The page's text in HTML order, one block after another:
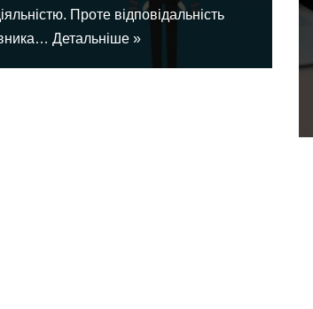
Проте відповідальність
Детальніше »